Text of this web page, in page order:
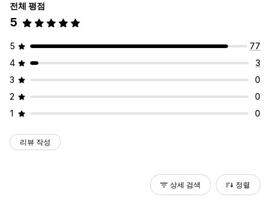
전체 평점
5
5
77
4
3
3
0
2
0
1
0
리뷰 작성
상세 검색 정렬